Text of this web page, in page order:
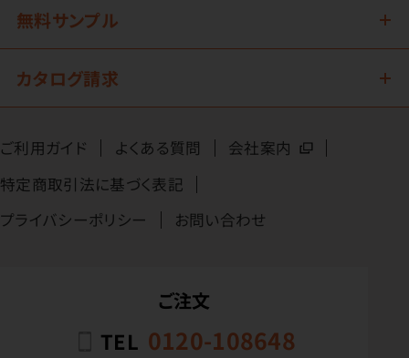
無料サンプル
カタログ請求
ご利用ガイド よくある質問
会社案内
特定商取引法に基づく表記
プライバシーポリシー
お問い合わせ
ご注文
TEL 0120-108648